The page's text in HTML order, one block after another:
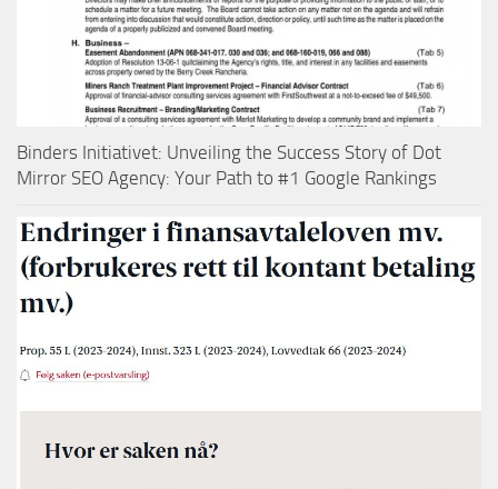
Binders Initiativet: Unveiling the Success Story of Dot
Mirror SEO Agency: Your Path to #1 Google Rankings